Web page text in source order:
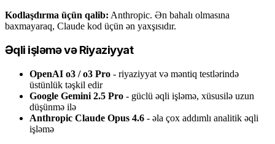
Kodlaşdırma üçün qalib: Anthropic. Ən bahalı olmasına
baxmayaraq, Claude kod üçün ən yaxşısıdır.
Əqli işləmə və Riyaziyyat
OpenAI o3 / o3 Pro - riyaziyyat və məntiq testlərində
üstünlük təşkil edir
Google Gemini 2.5 Pro - güclü əqli işləmə, xüsusilə uzun
düşünmə ilə
Anthropic Claude Opus 4.6 - əla çox addımlı analitik əqli
işləmə